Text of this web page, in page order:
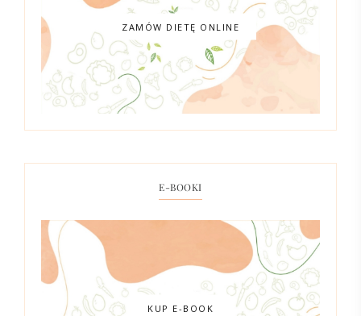
ZAMÓW DIETĘ ONLINE
E-BOOKI
KUP E-BOOK